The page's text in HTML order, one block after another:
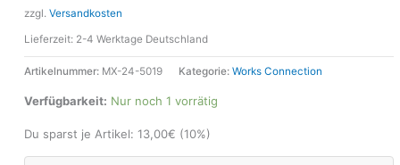
zzgl. Versandkosten
Lieferzeit: 2-4 Werktage Deutschland
Artikelnummer: MX-24-5019 Kategorie: Works Connection
Verfügbarkeit: Nur noch 1 vorrätig
Du sparst je Artikel: 13,00€ (10%)